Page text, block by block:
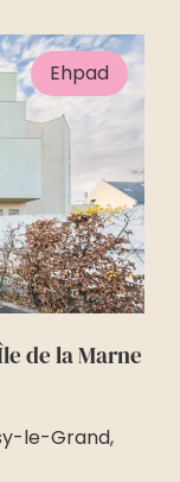
Ehpad
de la Marne
le-Grand,